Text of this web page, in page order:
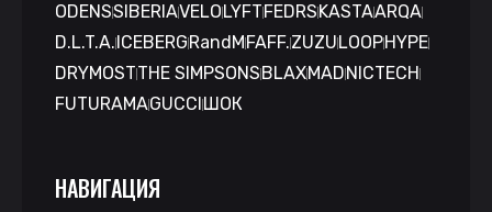
ODENSSIBERIAVELO LYFT FEDRS KASTAARQA
D.L.T.A. ICEBERG RandM FAFF.ZUZU LOOPHYPE
DRYMOSTTHE SIMPSONS BLAXMAD NICTECH
FUTURAMAGUCCI ШОК
НАВИГАЦИЯ